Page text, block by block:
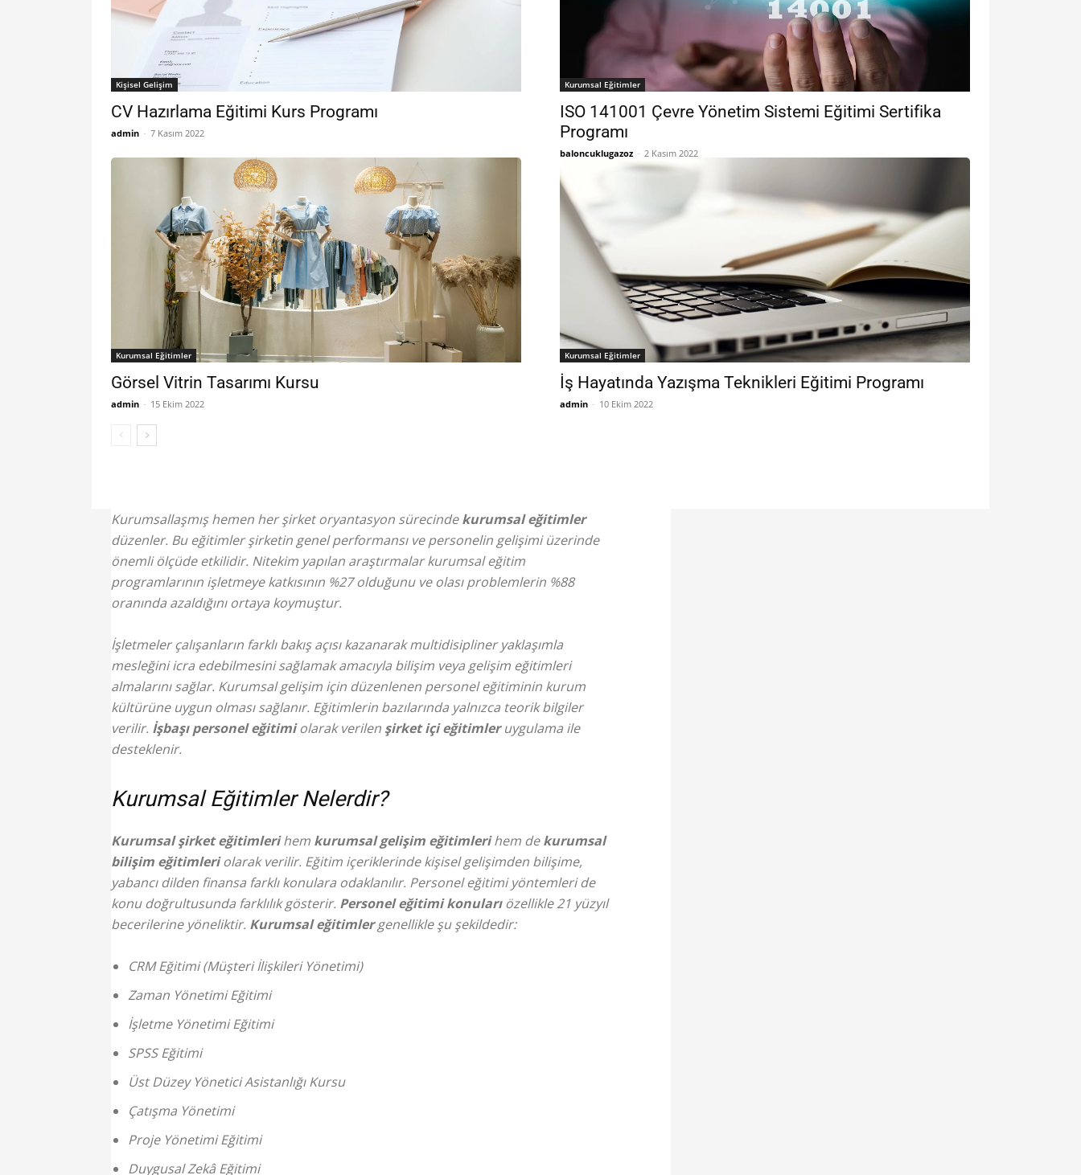
Kişisel Gelişim
CV Hazırlama Eğitimi Kurs Programı
admin - 7 Kasım 2022
Kurumsal Eğitimler
ISO 141001 Çevre Yönetim Sistemi Eğitimi Sertifika
Programı
baloncuklugazoz - 2 Kasım 2022
Kurumsal Eğitimler
Görsel Vitrin Tasarımı Kursu
admin - 15 Ekim 2022
Kurumsal Eğitimler
İş Hayatında Yazışma Teknikleri Eğitimi Programı
admin - 10 Ekim 2022
Kurumsallaşmış hemen her şirket oryantasyon sürecindekurumsal eğitimler
düzenler. Bu eğitimler şirketin genel performansı ve personelin gelişimi üzerinde
önemli ölçüde etkilidir. Nitekim yapılan araştırmalar kurumsal eğitim
programlarının işletmeye katkısının %27 olduğunu ve olası problemlerin %88
oranında azaldığını ortaya koymuştur.
İşletmeler çalışanların farklı bakış açısı kazanarak multidisipliner yaklaşımla
mesleğini icra edebilmesini sağlamak amacıyla bilişim veya gelişim eğitimleri
almalarını sağlar. Kurumsal gelişim için düzenlenen personel eğitiminin kurum
kültürüne uygun olması sağlanır. Eğitimlerin bazılarında yalnızca teorik bilgiler
verilir. İşbaşı personel eğitimiolarak verilen şirket içi eğitimleruygulama ile
desteklenir.
Kurumsal Eğitimler Nelerdir?
Kurumsal şirket eğitimlerihem kurumsal gelişim eğitimlerihem dekurumsal
bilişim eğitimleriolarak verilir. Eğitim içeriklerinde kişisel gelişimden bilişime,
yabancı dilden finansa farklı konulara odaklanılır. Personel eğitimi yöntemleri de
konu doğrultusunda farklılık gösterir. Personel eğitimi konularıözellikle 21 yüzyıl
becerilerine yöneliktir. Kurumsal eğitimlergenellikle şu şekildedir:
CRM Eğitimi (Müşteri İlişkileri Yönetimi)
Zaman Yönetimi Eğitimi
İşletme Yönetimi Eğitimi
SPSS Eğitimi
Üst Düzey Yönetici Asistanlığı Kursu
Çatışma Yönetimi
Proje Yönetimi Eğitimi
Duygusal Zekâ Eğitimi